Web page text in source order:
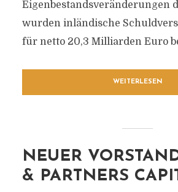
Eigenbestandsveränderungen
wurden inländische
für netto 20,3 Milliarden Euro
WEITERLESEN
NEUER
& PARTNERS